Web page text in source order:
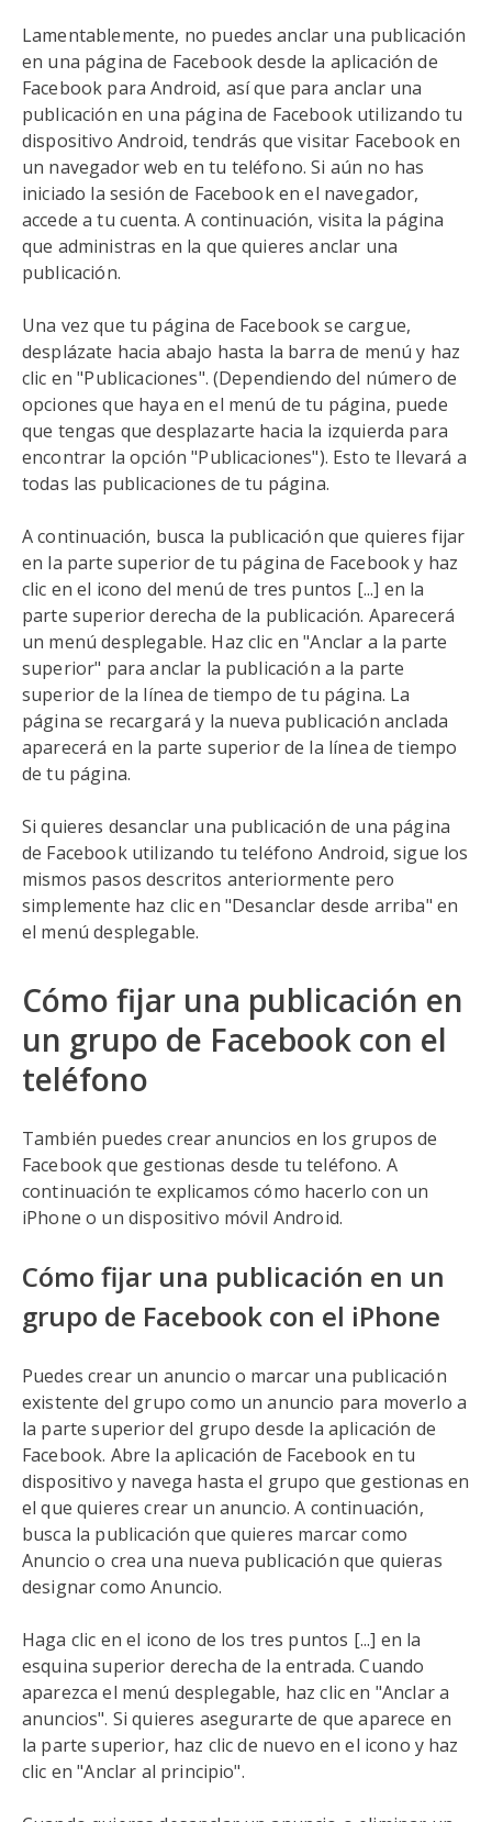
Lamentablemente, no puedes anclar una publicación
en una página de Facebook desde la aplicación de
Facebook para Android, así que para anclar una
publicación en una página de Facebook utilizando tu
dispositivo Android, tendrás que visitar Facebook en
un navegador web en tu teléfono. Si aún no has
iniciado la sesión de Facebook en el navegador,
accede a tu cuenta. A continuación, visita la página
que administras en la que quieres anclar una
publicación.
Una vez que tu página de Facebook se cargue,
desplázate hacia abajo hasta la barra de menú y haz
clic en "Publicaciones". (Dependiendo del número de
opciones que haya en el menú de tu página, puede
que tengas que desplazarte hacia la izquierda para
encontrar la opción "Publicaciones"). Esto te llevará a
todas las publicaciones de tu página.
A continuación, busca la publicación que quieres fijar
en la parte superior de tu página de Facebook y haz
clic en el icono del menú de tres puntos [...] en la
parte superior derecha de la publicación. Aparecerá
un menú desplegable. Haz clic en "Anclar a la parte
superior" para anclar la publicación a la parte
superior de la línea de tiempo de tu página. La
página se recargará y la nueva publicación anclada
aparecerá en la parte superior de la línea de tiempo
de tu página.
Si quieres desanclar una publicación de una página
de Facebook utilizando tu teléfono Android, sigue los
mismos pasos descritos anteriormente pero
simplemente haz clic en "Desanclar desde arriba" en
el menú desplegable.
Cómo fijar una publicación en
un grupo de Facebook con el
teléfono
También puedes crear anuncios en los grupos de
Facebook que gestionas desde tu teléfono. A
continuación te explicamos cómo hacerlo con un
iPhone o un dispositivo móvil Android.
Cómo fijar una publicación en un
grupo de Facebook con el iPhone
Puedes crear un anuncio o marcar una publicación
existente del grupo como un anuncio para moverlo a
la parte superior del grupo desde la aplicación de
Facebook. Abre la aplicación de Facebook en tu
dispositivo y navega hasta el grupo que gestionas en
el que quieres crear un anuncio. A continuación,
busca la publicación que quieres marcar como
Anuncio o crea una nueva publicación que quieras
designar como Anuncio.
Haga clic en el icono de los tres puntos [...] en la
esquina superior derecha de la entrada. Cuando
aparezca el menú desplegable, haz clic en "Anclar a
anuncios". Si quieres asegurarte de que aparece en
la parte superior, haz clic de nuevo en el icono y haz
clic en "Anclar al principio".